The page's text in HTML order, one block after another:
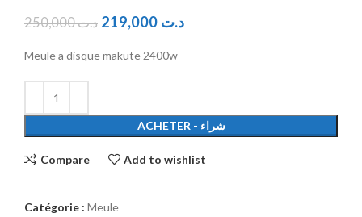
د.ت250,000 د.ت
Meule a disque makute 2400w
ACHETER - شراء
Compare Add to wishlist
Catégorie : Meule